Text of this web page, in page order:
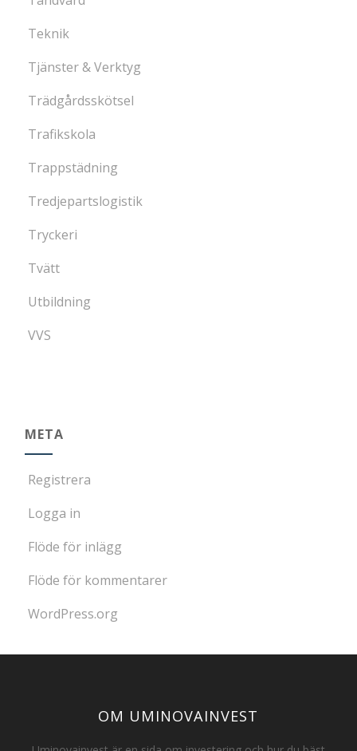
Teknik
Tjänster & Verktyg
Trädgårdsskötsel
Trafikskola
Trappstädning
Tredjepartslogistik
Tryckeri
Tvätt
Utbildning
VVS
META
Registrera
Logga in
Flöde för inlägg
Flöde för kommentarer
WordPress.org
OM UMINOVAINVEST